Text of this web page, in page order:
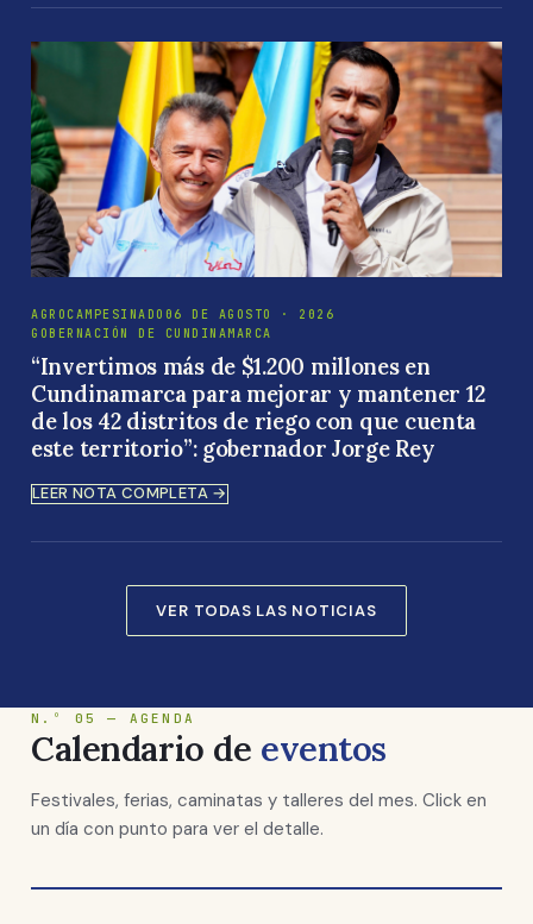
AGROCAMPESINADO 06 DE AGOSTO · 2026
GOBERNACIÓN DE CUNDINAMARCA
“Invertimos más de $1.200 millones en
Cundinamarca para mejorar y mantener 12
de los 42 distritos de riego con que cuenta
este territorio”: gobernador Jorge Rey
LEER NOTA COMPLETA →
VER TODAS LAS NOTICIAS
N.º 05 — AGENDA
Calendario de eventos
Festivales, ferias, caminatas y talleres del mes. Click en
un día con punto para ver el detalle.